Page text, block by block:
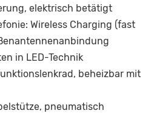
elektrisch betätigt
Wireless Charging (fast
in LED-Technik
beheizbar mit
pneumatisch